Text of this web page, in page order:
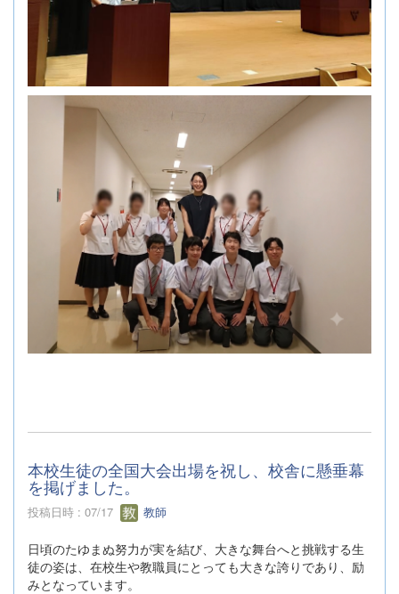
本校生徒の全国大会出場を祝し、校舎に懸垂幕
を掲げました。
投稿日時 : 07/17 教師
日頃のたゆまぬ努力が実を結び、大きな舞台へと挑戦する生
徒の姿は、在校生や教職員にとっても大きな誇りであり、励
みとなっています。